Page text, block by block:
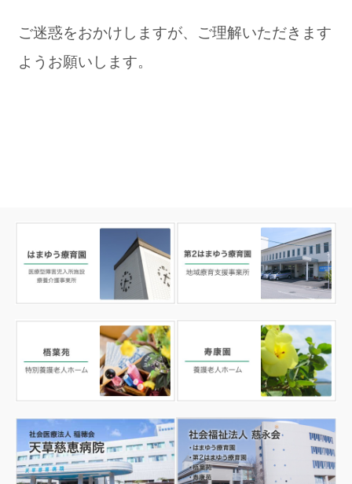
ご迷惑をおかけしますが、ご理解いただきます
ようお願いします。